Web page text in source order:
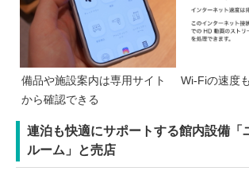
備品や施設案内は専用サイト
から確認できる
Wi-Fiの速度
連泊も快適にサポートする館内設備「
ルーム」と売店